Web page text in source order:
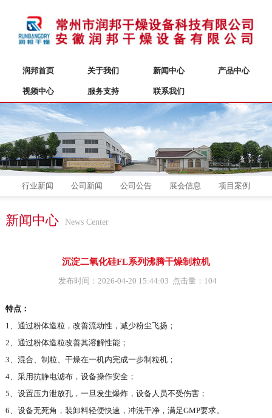
润邦首页 关于我们 新闻中心 产品中心
视频中心 服务支持 联系我们
行业新闻 公司新闻 公司公告 展会信息 项目案例
新闻中心 News Center
沉淀二氧化硅FL系列沸腾干燥制粒机
发布时间：2026-04-20 15:44:03 点击量： 104
特点：
1、通过粉体造粒，改善流动性，减少粉尘飞扬；
2、通过粉体造粒改善其溶解性能；
3、混合、制粒、干燥在一机内完成一步制粒机；
4、采用抗静电滤布，设备操作安全；
5、设置压力泄放孔，一旦发生爆炸，设备人员不受伤害；
6、设备无死角，装卸料轻便快速，冲洗干净，满足GMP要求。